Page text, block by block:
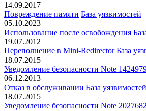
14.09.2017
Повреждение памяти База уязвимостей
05.10.2023
Использование после освобождения
19.07.2012
Переполнение в Mini-Redirector База
18.07.2015
Уведомление безопасности Note
06.12.2013
Отказ в обслуживании База уязвимостей
18.07.2015
Уведомление безопасности Note